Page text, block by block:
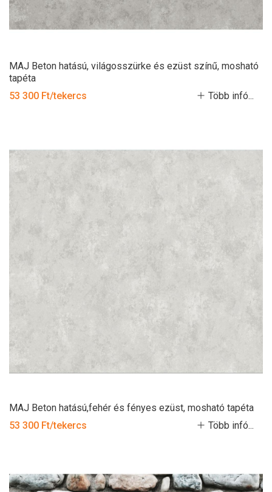
MAJ Beton hatású, világosszürke és ezüst színű, mosható
tapéta
53 300 Ft/tekercs
Több infó...
MAJ Beton hatású,fehér és fényes ezüst, mosható tapéta
53 300 Ft/tekercs
Több infó...